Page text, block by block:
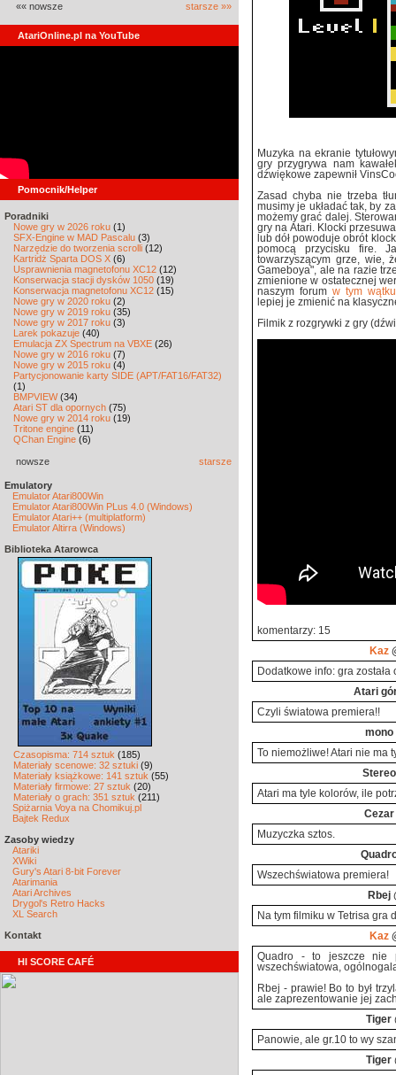
«« nowsze starsze »»
AtariOnline.pl na YouTube
Pomocnik/Helper
Poradniki
Nowe gry w 2026 roku (1)
SFX-Engine w MAD Pascalu (3)
Narzędzie do tworzenia scrolli (12)
Kartridż Sparta DOS X (6)
Usprawnienia magnetofonu XC12 (12)
Konserwacja stacji dysków 1050 (19)
Konserwacja magnetofonu XC12 (15)
Nowe gry w 2020 roku (2)
Nowe gry w 2019 roku (35)
Nowe gry w 2017 roku (3)
Larek pokazuje (40)
Emulacja ZX Spectrum na VBXE (26)
Nowe gry w 2016 roku (7)
Nowe gry w 2015 roku (4)
Partycjonowanie karty SIDE (APT/FAT16/FAT32)
(1)
BMPVIEW(34)
Atari ST dla opornych (75)
Nowe gry w 2014 roku (19)
Tritone engine (11)
QChan Engine (6)
nowsze starsze
Emulatory
Emulator Atari800Win
Emulator Atari800Win PLus 4.0 (Windows)
Emulator Atari++ (multiplatform)
Emulator Altirra (Windows)
Biblioteka Atarowca
Czasopisma: 714 sztuk (185)
Materiały scenowe: 32 sztuki (9)
Materiały książkowe: 141 sztuk (55)
Materiały firmowe: 27 sztuk (20)
Materiały o grach: 351 sztuk (211)
Spiżarnia Voya na Chomikuj.pl
Bajtek Redux
Zasoby wiedzy
Atariki
XWiki
Gury's Atari 8-bit Forever
Atarimania
Atari Archives
Drygol's Retro Hacks
XL Search
Kontakt
HI SCORE CAFÉ
Muzyka na ekranie
gry przygrywa nam
dźwiękowe zapewnił
Zasad chyba nie trzeba
musimy je układać tak, by
możemy grać dalej.
gry na Atari. Klocki
lub dół powoduje obrót
pomocą przycisku fire.
towarzyszącym grze, wie,
Gameboya", ale na razie
zmienione w ostatecznej
naszym forum w tym wątku
lepiej je zmienić na
Filmik z rozgrywki z gry
komentarzy: 15
Kaz
Dodatkowe info: gra
Atari
Czyli światowa premiera!!
mono
To niemożliwe! Atari nie ma
Stereo
Atari ma tyle kolorów, ile
Cezar
Muzyczka sztos.
Wszechświatowa premiera!
Rbej
Na tym filmiku w Tetrisa gra
Kaz
Quadro - to jeszcze nie
wszechświatowa,
Rbej - prawie! Bo to był
ale zaprezentowanie jej
Tiger
Panowie, ale gr.10 to wy
Tiger